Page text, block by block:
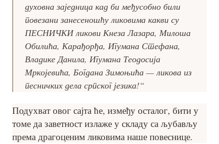
духовна заједница кад би међусобно били
повезани занесеношћу ликовима какви су
ПЕСНИЧКИ ликови Кнеза Лазара, Милоша
Обилића, Карађорђа, Игумана Стефана,
Владике Данила, Игумана Теодосија
Мркојевића, Богдана Зимоњића — ликова из
песничких дела српског језика!“
Подухват овог сајта ће, између осталог, бити у
томе да заветност излаже у складу са љубављу
према драгоценим ликовима наше повеснице.